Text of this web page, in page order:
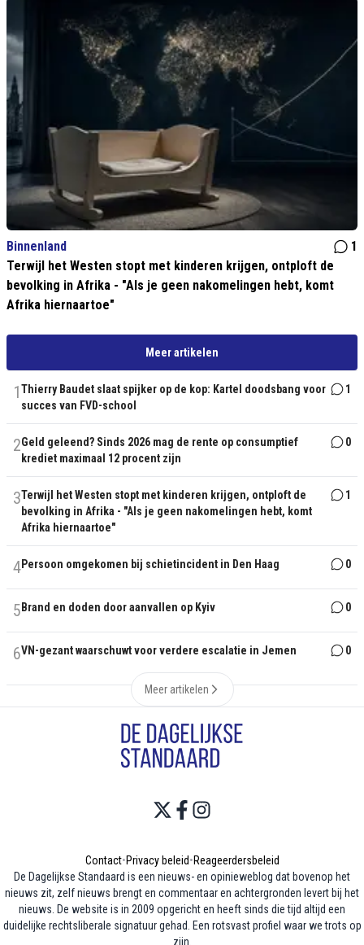
Binnenland
1
Terwijl het Westen stopt met kinderen krijgen, ontploft de
bevolking in Afrika - "Als je geen nakomelingen hebt, komt
Afrika hiernaartoe"
Meer artikelen
1Thierry Baudet slaat spijker op de kop: Kartel doodsbang voor
succes van FVD-school
1
2Geld geleend? Sinds 2026 mag de rente op consumptief
krediet maximaal 12 procent zijn
0
3Terwijl het Westen stopt met kinderen krijgen, ontploft de
bevolking in Afrika - "Als je geen nakomelingen hebt, komt
Afrika hiernaartoe"
1
4Persoon omgekomen bij schietincident in Den Haag 0
5 Brand en doden door aanvallen op Kyiv 0
6VN-gezant waarschuwt voor verdere escalatie in Jemen 0
Meer artikelen
Contact•Privacy beleid•Reageerdersbeleid
De Dagelijkse Standaard is een nieuws- en opinieweblog dat bovenop het
nieuws zit, zelf nieuws brengt en commentaar en achtergronden levert bij het
nieuws. De website is in 2009 opgericht en heeft sinds die tijd altijd een
duidelijke rechtsliberale signatuur gehad. Een rotsvast profiel waar we trots op
zijn.